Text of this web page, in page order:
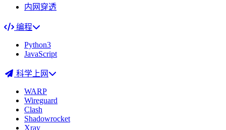
内网穿透
编程
Python3
JavaScript
科学上网
WARP
Wireguard
Clash
Shadowrocket
Xray